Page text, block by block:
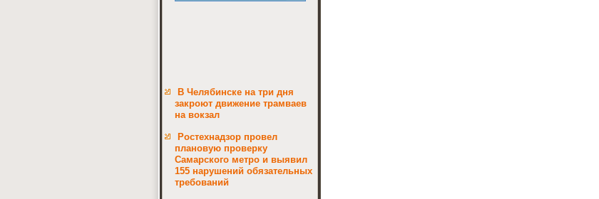
В Челябинске на три дня
закроют движение трамваев
на вокзал
Ростехнадзор провел
плановую проверку
Самарского метро и выявил
155 нарушений обязательных
требований